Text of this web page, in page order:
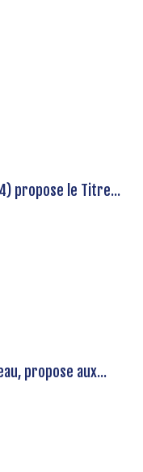
propose le Titre...
propose aux...